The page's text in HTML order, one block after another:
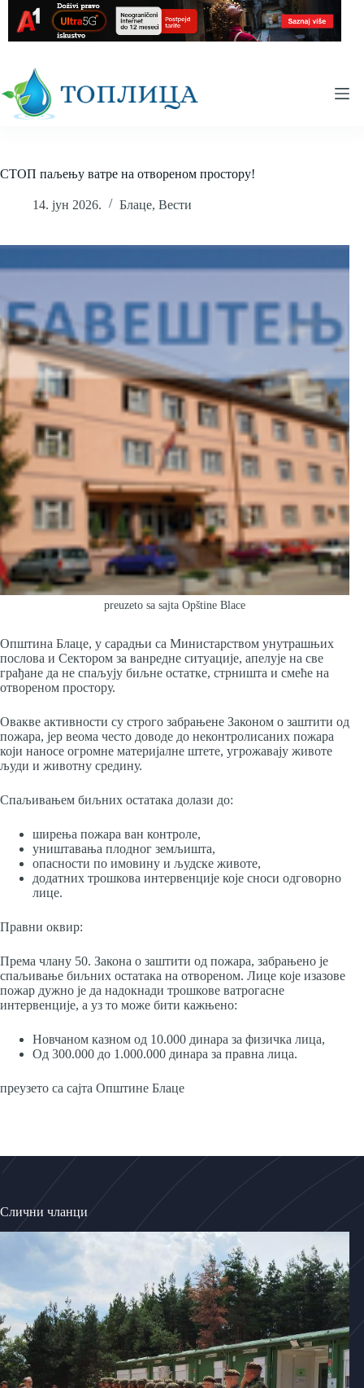
content
СТОП паљењу ватре на отвореном простору!
14. јун 2026. Блаце, Вести
preuzeto sa sajta Opštine Blace
Општина Блаце, у сарадњи са Министарством унутрашњих
послова и Сектором за ванредне ситуације, апелује на све
грађане да не спаљују биљне остатке, стрништа и смеће на
отвореном простору.
Овакве активности су строго забрањене Законом о заштити од
пожара, јер веома често доводе до неконтролисаних пожара
који наносе огромне материјалне штете, угрожавају животе
људи и животну средину.
Спаљивањем биљних остатака долази до:
ширења пожара ван контроле,
уништавања плодног земљишта,
опасности по имовину и људске животе,
додатних трошкова интервенције које сноси одговорно
лице.
Правни оквир:
Према члану 50. Закона о заштити од пожара, забрањено је
спаљивање биљних остатака на отвореном. Лице које изазове
пожар дужно је да надокнади трошкове ватрогасне
интервенције, а уз то може бити кажњено:
Новчаном казном од 10.000 динара за физичка лица,
Од 300.000 до 1.000.000 динара за правна лица.
преузето са сајта Општине Блаце
Слични чланци